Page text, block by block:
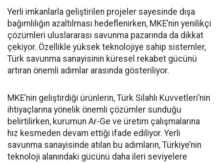
Yerli imkanlarla geliştirilen projeler sayesinde dışa
bağımlılığın azaltılması hedeflenirken, MKE’nin yenilikçi
çözümleri uluslararası savunma pazarında da dikkat
çekiyor. Özellikle yüksek teknolojiye sahip sistemler,
Türk savunma sanayisinin küresel rekabet gücünü
artıran önemli adımlar arasında gösteriliyor.
MKE’nin geliştirdiği ürünlerin, Türk Silahlı Kuvvetleri’nin
ihtiyaçlarına yönelik önemli çözümler sunduğu
belirtilirken, kurumun Ar-Ge ve üretim çalışmalarına
hız kesmeden devam ettiği ifade ediliyor. Yerli
savunma sanayisinde atılan bu adımların, Türkiye’nin
teknoloji alanındaki gücünü daha ileri seviyelere